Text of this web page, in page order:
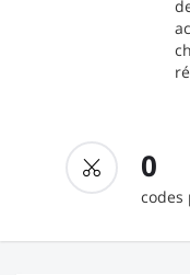
0
codes